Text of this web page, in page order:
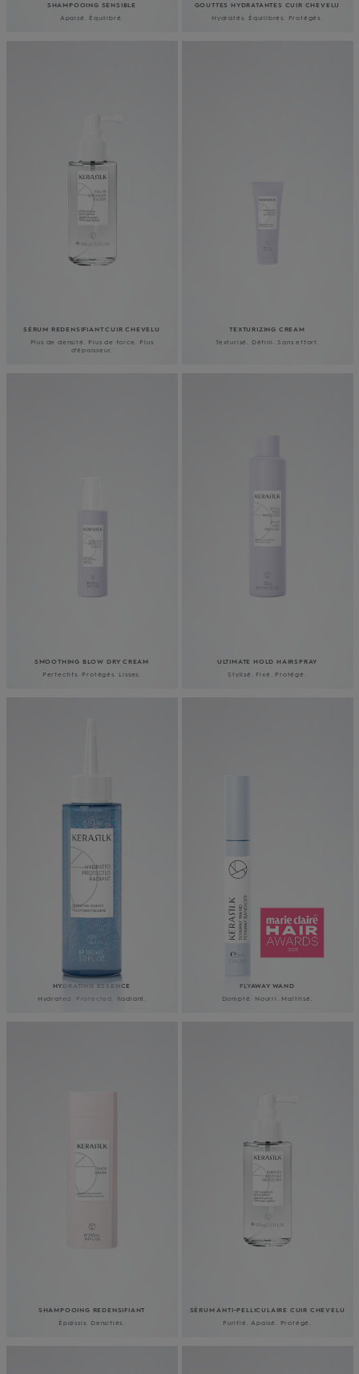
SHAMPOOING SENSIBLE
Apaisé. Équilibré.
GOUTTES HYDRATANTES CUIR CHEVELU
Hydratés. Équilibrés. Protégés.
SÉRUM REDENSIFIANT CUIR CHEVELU
Plus de densité. Plus de force. Plus
d’épaisseur.
TEXTURIZING CREAM
Texturisé. Défini. Sans effort.
SMOOTHING BLOW DRY CREAM
Perfectifs. Protégés. Lisses.
ULTIMATE HOLD HAIRSPRAY
Stylisé. Fixé. Protégé.
HYDRATING ESSENCE
Hydrated. Protected. Radiant.
FLYAWAY WAND
Dompté. Nourri. Maîtrisé.
SHAMPOOING REDENSIFIANT
Épaissis. Densifiés.
SÉRUM ANTI-PELLICULAIRE CUIR CHEVELU
Purifié. Apaisé. Protégé.